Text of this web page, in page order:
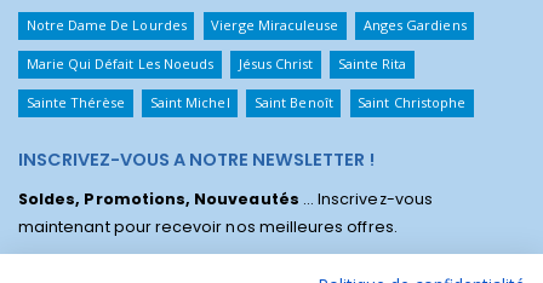
Notre Dame De Lourdes Vierge Miraculeuse Anges Gardiens
Marie Qui Défait Les Noeuds Jésus Christ Sainte Rita
Sainte Thérèse Saint Michel Saint Benoît Saint Christophe
INSCRIVEZ-VOUS A NOTRE NEWSLETTER !
Soldes, Promotions, Nouveautés ... Inscrivez-vous
maintenant pour recevoir nos meilleures offres.